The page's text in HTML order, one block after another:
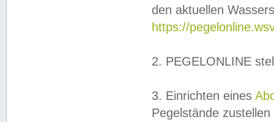
den aktuellen
https://
2. PEGELONLINE
3. Einrichten eines
Pegelstände